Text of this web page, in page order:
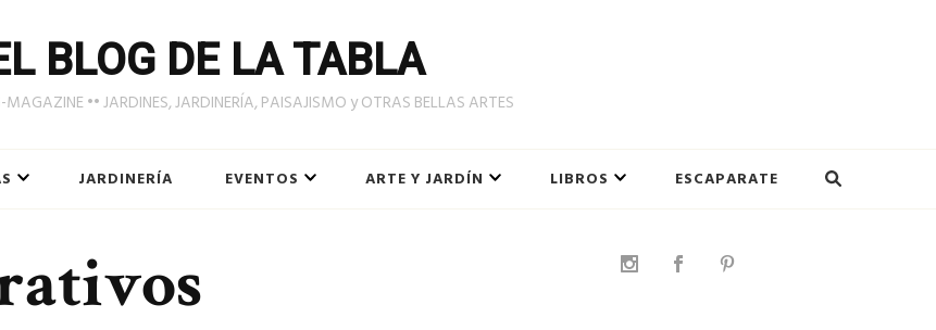
BLOG DE LA TABLA
•• JARDINES, JARDINERÍA, PAISAJISMO y OTRAS BELLAS ARTES
JARDINERÍA EVENTOS ARTE Y JARDÍN LIBROS ESCAPARATE